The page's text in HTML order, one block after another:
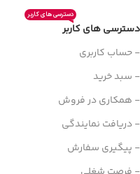
دسترسی های کاربر
دسترسی های کاربر
- حساب کاربری
- سبد خرید
- همکاری در فروش
- دریافت نمایندگی
- پیگیری سفارش